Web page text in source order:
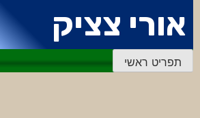
לתוכן
אורי צציק
תפריט ראשי